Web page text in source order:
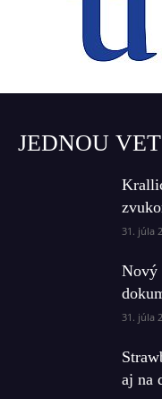
JEDNOU
31. júla
Nový
31. júla
aj na